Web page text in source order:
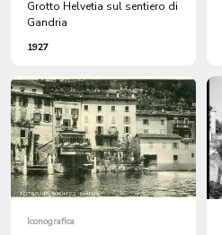
Grotto Helvetia sul sentiero di
Gandria
1927
Iconografica